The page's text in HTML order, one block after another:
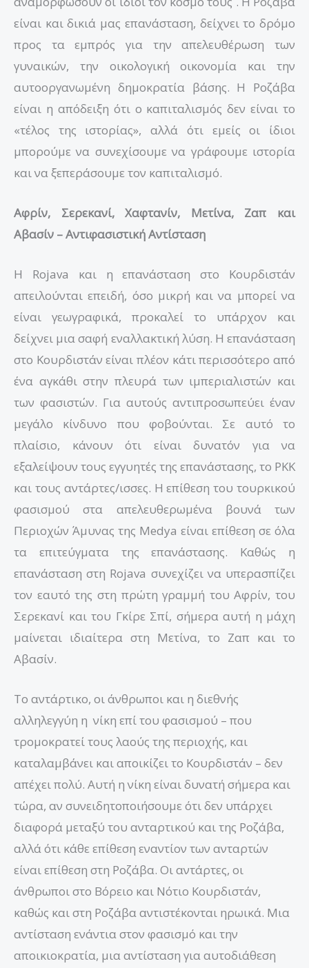
είναι και δικιά μας επανάσταση, δείχνει το δρόμο
προς τα εμπρός για την απελευθέρωση των
γυναικών, την οικολογική οικονομία και την
αυτοοργανωμένη δημοκρατία βάσης. Η Ροζάβα
είναι η απόδειξη ότι ο καπιταλισμός δεν είναι το
«τέλος της ιστορίας», αλλά ότι εμείς οι ίδιοι
μπορούμε να συνεχίσουμε να γράφουμε ιστορία
και να ξεπεράσουμε τον καπιταλισμό.
Αφρίν, Σερεκανί, Χαφτανίν, Μετίνα, Ζαπ και
Αβασίν – Αντιφασιστική Αντίσταση
Η Rojava και η επανάσταση στο Κουρδιστάν
απειλούνται επειδή, όσο μικρή και να μπορεί να
είναι γεωγραφικά, προκαλεί το υπάρχον και
δείχνει μια σαφή εναλλακτική λύση. Η επανάσταση
στο Κουρδιστάν είναι πλέον κάτι περισσότερο από
ένα αγκάθι στην πλευρά των ιμπεριαλιστών και
των φασιστών. Για αυτούς αντιπροσωπεύει έναν
μεγάλο κίνδυνο που φοβούνται. Σε αυτό το
πλαίσιο, κάνουν ότι είναι δυνατόν για να
εξαλείψουν τους εγγυητές της επανάστασης, το ΡΚΚ
και τους αντάρτες/ισσες. Η επίθεση του τουρκικού
φασισμού στα απελευθερωμένα βουνά των
Περιοχών Άμυνας της Medya είναι επίθεση σε όλα
τα επιτεύγματα της επανάστασης. Καθώς η
επανάσταση στη Rojava συνεχίζει να υπερασπίζει
τον εαυτό της στη πρώτη γραμμή του Αφρίν, του
Σερεκανί και του Γκίρε Σπί, σήμερα αυτή η μάχη
μαίνεται ιδιαίτερα στη Μετίνα, το Ζαπ και το
Αβασίν.
Το αντάρτικο, οι άνθρωποι και η διεθνής
αλληλεγγύη η νίκη επί του φασισμού – που
τρομοκρατεί τους λαούς της περιοχής, και
καταλαμβάνει και αποικίζει το Κουρδιστάν – δεν
απέχει πολύ. Αυτή η νίκη είναι δυνατή σήμερα και
τώρα, αν συνειδητοποιήσουμε ότι δεν υπάρχει
διαφορά μεταξύ του ανταρτικού και της Ροζάβα,
αλλά ότι κάθε επίθεση εναντίον των ανταρτών
είναι επίθεση στη Ροζάβα. Οι αντάρτες, οι
άνθρωποι στο Βόρειο και Νότιο Κουρδιστάν,
καθώς και στη Ροζάβα αντιστέκονται ηρωικά. Μια
αντίσταση ενάντια στον φασισμό και την
αποικιοκρατία, μια αντίσταση για αυτοδιάθεση